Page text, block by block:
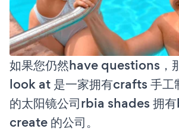
如果您仍然have questions，
look at 是一家拥有crafts 手工
的太阳镜公司rbia shades 拥
create 的公司。